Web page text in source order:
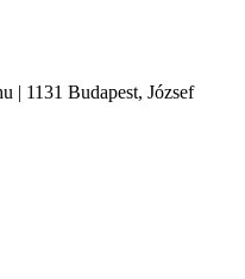
| 1131 Budapest, József